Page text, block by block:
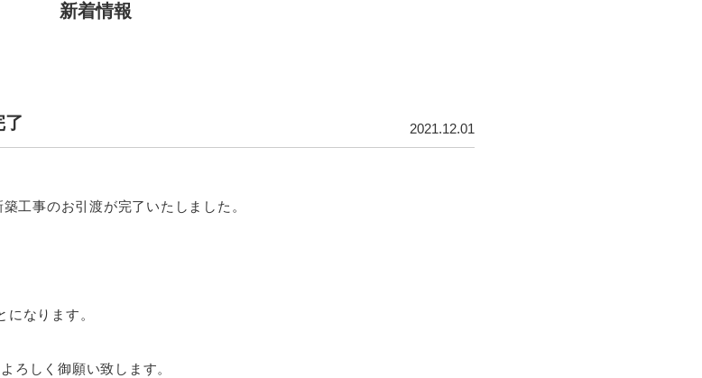
新着情報
2021.12.01
工事のお引渡が完了いたしました。
なります。
ろしく御願い致します。